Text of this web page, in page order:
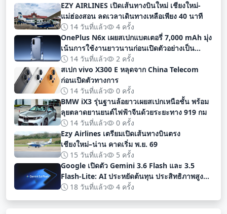
EZY AIRLINES เปิดเส้นทางบินใหม่ เชียงใหม่-
แม่ฮ่องสอน ลดเวลาเดินทางเหลือเพียง 40 นาที
14 วันที่แล้ว
4 ครั้ง
OnePlus N6x เผยสเปกแบตเตอรี่ 7,000 mAh มุ่ง
เน้นการใช้งานยาวนานก่อนเปิดตัวอย่างเป็น
ทางการ
14 วันที่แล้ว
2 ครั้ง
สเปก vivo X300 E หลุดจาก China Telecom
ก่อนเปิดตัวทางการ
14 วันที่แล้ว
0 ครั้ง
BMW iX3 รุ่นฐานล้อยาวเผยสเปกเหนือชั้น พร้อม
ลุยตลาดยานยนต์ไฟฟ้าจีนด้วยระยะทาง 919 กม
14 วันที่แล้ว
0 ครั้ง
Ezy Airlines เตรียมเปิดเส้นทางบินตรง
เชียงใหม่–น่าน คาดเริ่ม พ.ย. 69
15 วันที่แล้ว
5 ครั้ง
Google เปิดตัว Gemini 3.6 Flash และ 3.5
Flash-Lite: AI ประหยัดต้นทุน ประสิทธิภาพสูง
สำหรับนักพัฒนา
18 วันที่แล้ว 4 ครั้ง